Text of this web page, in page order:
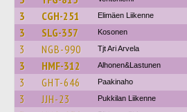
3 CGH-251 Elimäen Liikenne
3 SLG-357 Kosonen
3 NGB-990 Tjt Ari Arvela
3 HMF-312 Alhonen&Lastunen
3 GHT-646 Paakinaho
3 JJH-23 Pukkilan Liikenne